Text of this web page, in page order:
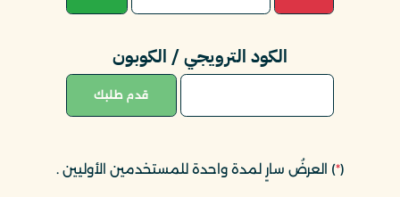
الكود الترويجي / الكوبون
قدم طلبك
(
*) العرضُ سارٍ لمدة واحدة للمستخدمين الأوليين.